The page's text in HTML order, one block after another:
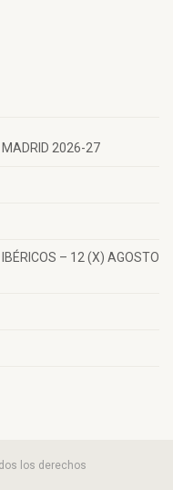
MADRID 2026-27
IBÉRICOS – 12 (X) AGOSTO
los derechos